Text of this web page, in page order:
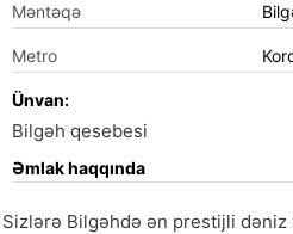
Məntəqə
Metro
Ünvan:
Bilgəh qesebesi
Əmlak haqqında
Sizlərə Bilgəhdə ən prestijli